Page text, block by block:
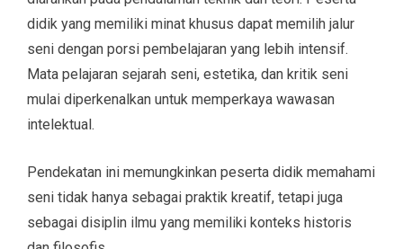
didik yang memiliki minat khusus dapat memilih jalur
seni dengan porsi pembelajaran yang lebih intensif.
Mata pelajaran sejarah seni, estetika, dan kritik seni
mulai diperkenalkan untuk memperkaya wawasan
intelektual.
Pendekatan ini memungkinkan peserta didik memahami
seni tidak hanya sebagai praktik kreatif, tetapi juga
sebagai disiplin ilmu yang memiliki konteks historis